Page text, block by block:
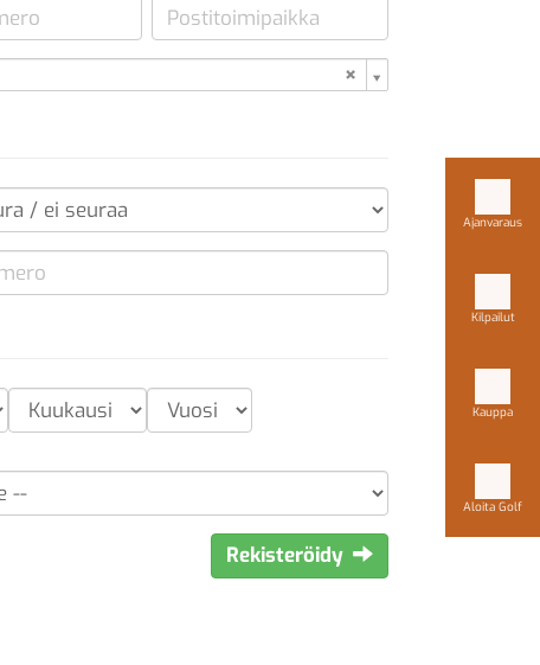
Ajanvaraus
Kilpailut
Kauppa
Aloita Golf
Rekisteröidy